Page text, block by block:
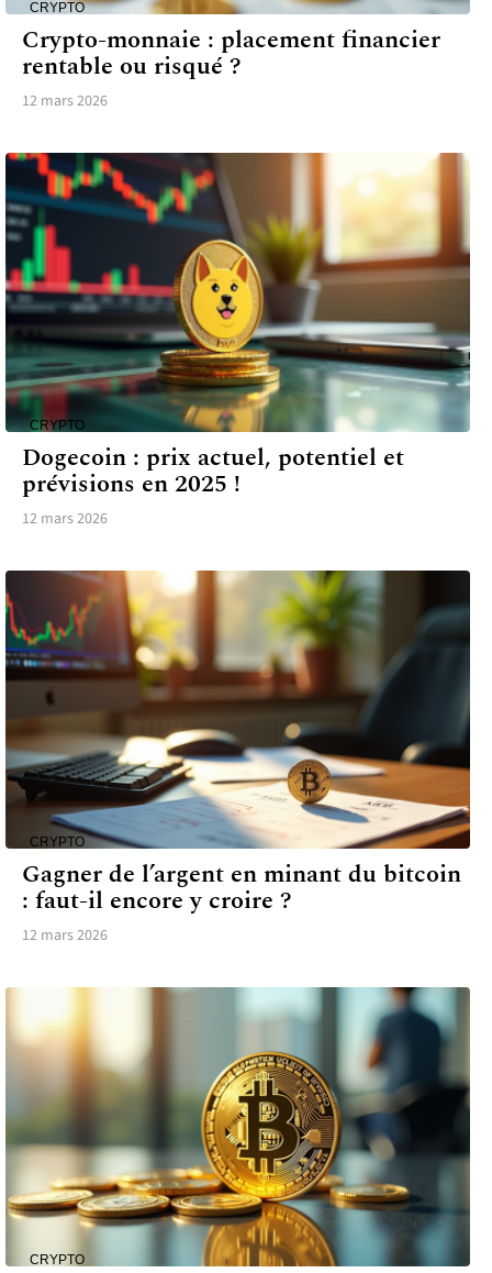
CRYPTO
Crypto-monnaie : placement financier
rentable ou risqué ?
12 mars 2026
CRYPTO
Dogecoin : prix actuel, potentiel et
prévisions en 2025 !
12 mars 2026
CRYPTO
Gagner de l’argent en minant du bitcoin
: faut-il encore y croire ?
12 mars 2026
CRYPTO